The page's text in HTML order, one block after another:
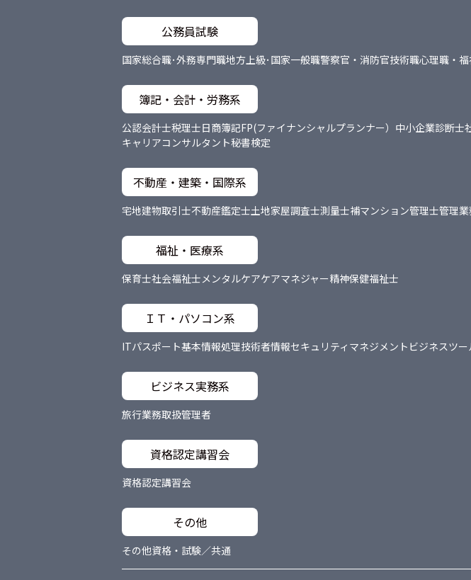
公務員試験
国家総合職･外務専門職地方上級･国家一般職警察官・消防官技術職心理職・
簿記・会計・労務系
公認会計士税理士日商簿記FP(ファイナンシャルプランナー） 中小企業診断士
キャリアコンサルタント秘書検定
不動産・建築・国際系
宅地建物取引士不動産鑑定士土地家屋調査士測量士補マンション管理士管理
福祉・医療系
保育士社会福祉士メンタルケアケアマネジャー精神保健福祉士
ＩＴ・パソコン系
ITパスポート基本情報処理技術者情報セキュリティマネジメント ビジネスツー
ビジネス実務系
旅行業務取扱管理者
資格認定講習会
資格認定講習会
その他
その他資格・試験／共通